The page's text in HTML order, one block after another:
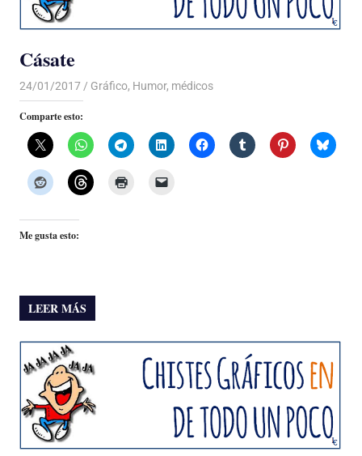
Cásate
24/01/2017 Luis Castellanos
Gráfico, Humor, médicos
Comparte esto:
Me gusta esto:
LEER MÁS